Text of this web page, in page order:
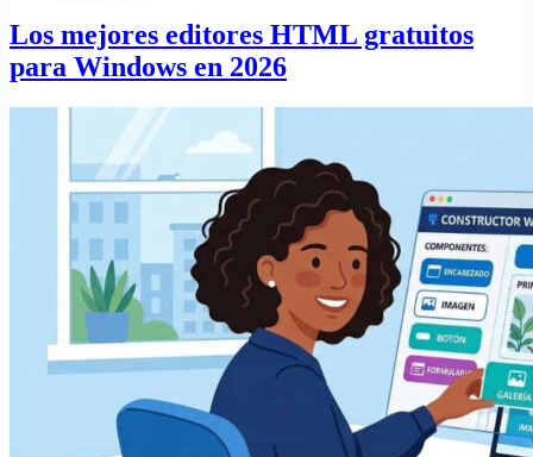
Los mejores editores HTML gratuitos
para Windows en 2026